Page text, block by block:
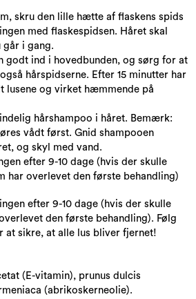
skru den lille hætte af flaskens spids
med flaskespidsen. Håret skal
i gang.
godt ind i hovedbunden, og sørg for at
hårspidserne. Efter 15 minutter har
lusene og virket hæmmende på
hårshampoo i håret. Bemærk:
vådt først. Gnid shampooen
og skyl med vand.
efter 9-10 dage (hvis der skulle
har overlevet den første behandling)
efter 9-10 dage (hvis der skulle
den første behandling). Følg
at sikre, at alle lus bliver fjernet!
(E-vitamin), prunus dulcis
(abrikoskerneolie).